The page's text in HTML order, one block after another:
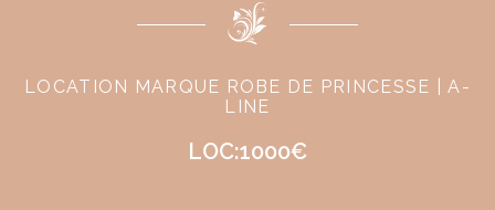
LOCATION MARQUE ROBE DE PRINCESSE | A-
LINE
LOC:1000€